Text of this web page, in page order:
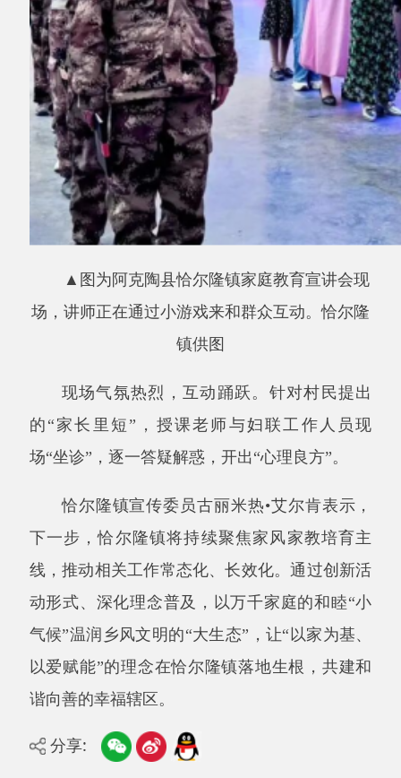
▲图为阿克陶县恰尔隆镇家庭教育宣讲会现
场，讲师正在通过小游戏来和群众互动。恰尔隆
镇供图
现场气氛热烈，互动踊跃。针对村民提出
的“家长里短”，授课老师与妇联工作人员现
场“坐诊”，逐一答疑解惑，开出“心理良方”。
恰尔隆镇宣传委员古丽米热
•艾尔肯表示，
下一步，恰尔隆镇将持续聚焦家风家教培育主
线，推动相关工作常态化、长效化。通过创新活
动形式、深化理念普及，以万千家庭的和睦“小
谐向善的幸福辖区。
分享:
主办：阿克陶县人民政府办公室 政府网站标识
码：6530220001
承办：阿克陶县政务服务和数字发展中心 邮
编：845550
地 址：新疆阿克陶县文化东路188号
中国互联网举报中心
新公网安备65302202000102号